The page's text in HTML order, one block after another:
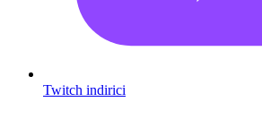
Twitch indirici